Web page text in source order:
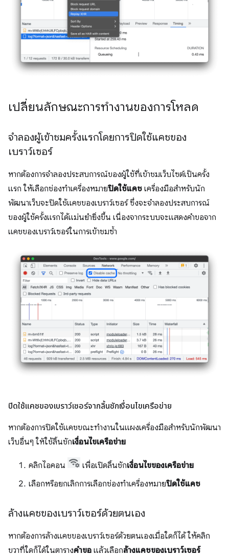
เปลี่ยนลักษณะการทำงานของการโหลด
จำลองผู้เข้าชมครั้งแรกโดยการปิดใช้แคชของ
เบราว์เซอร์
หากต้องการจำลองประสบการณ์ของผู้ใช้ที่เข้าชมเว็บไซต์เป็นครั้ง
แรก ให้เลือกช่องทําเครื่องหมายปิดใช้แคช เครื่องมือสำหรับนัก
พัฒนาเว็บจะปิดใช้แคชของเบราว์เซอร์ ซึ่งจะจำลองประสบการณ์
ของผู้ใช้ครั้งแรกได้แม่นยำยิ่งขึ้น เนื่องจากระบบจะแสดงคำขอจาก
แคชของเบราว์เซอร์ในการเข้าชมซ้ำ
ปิดใช้แคชของเบราว์เซอร์จากลิ้นชักเงื่อนไขเครือข่าย
หากต้องการปิดใช้แคชขณะทำงานในแผงเครื่องมือสำหรับนักพัฒนา
เว็บอื่นๆ ให้ใช้ลิ้นชักเงื่อนไขเครือข่าย
คลิกไอคอน เพื่อเปิดลิ้นชักเงื่อนไขของเครือข่าย
เลือกหรือยกเลิกการเลือกช่องทำเครื่องหมายปิดใช้แคช
ล้างแคชของเบราว์เซอร์ด้วยตนเอง
หากต้องการล้างแคชของเบราว์เซอร์ด้วยตนเองเมื่อใดก็ได้ ให้คลิก
ขวาที่ใดก็ได้ในตารางคำขอ แล้วเลือกล้างแคชของเบราว์เซอร์